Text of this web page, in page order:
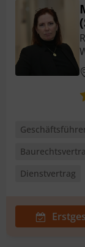
Dienstvertrag